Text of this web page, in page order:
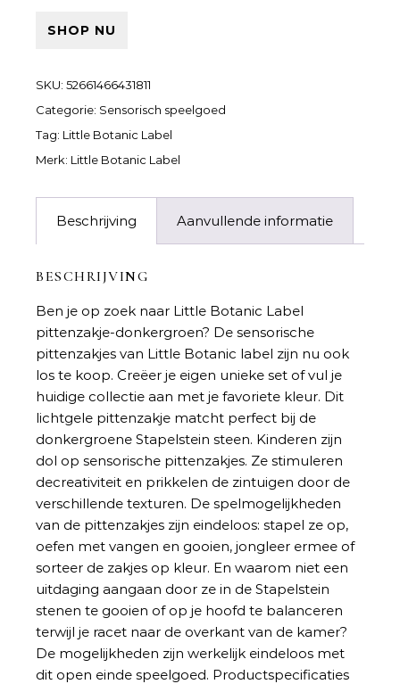
SHOP NU
SKU: 52661466431811
Categorie: Sensorisch speelgoed
Tag: Little Botanic Label
Merk: Little Botanic Label
Beschrijving Aanvullende informatie
BESCHRIJVING
Ben je op zoek naar Little Botanic Label
pittenzakje-donkergroen? De sensorische
pittenzakjes van Little Botanic label zijn nu ook
los te koop. Creëer je eigen unieke set of vul je
huidige collectie aan met je favoriete kleur. Dit
lichtgele pittenzakje matcht perfect bij de
donkergroene Stapelstein steen. Kinderen zijn
dol op sensorische pittenzakjes. Ze stimuleren
decreativiteit en prikkelen de zintuigen door de
verschillende texturen. De spelmogelijkheden
van de pittenzakjes zijn eindeloos: stapel ze op,
oefen met vangen en gooien, jongleer ermee of
sorteer de zakjes op kleur. En waarom niet een
uitdaging aangaan door ze in de Stapelstein
stenen te gooien of op je hoofd te balanceren
terwijl je racet naar de overkant van de kamer?
De mogelijkheden zijn werkelijk eindeloos met
dit open einde speelgoed. Productspecificaties